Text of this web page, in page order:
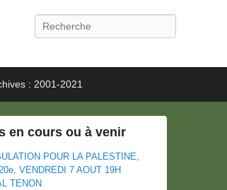
Recherche
: 2001-2021
en cours ou à venir
POUR LA PALESTINE,
VENDREDI 7 AOUT 19H
TENON